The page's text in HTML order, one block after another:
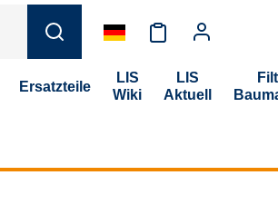
Ersatzteile
LIS
Wiki
LIS
Aktuell